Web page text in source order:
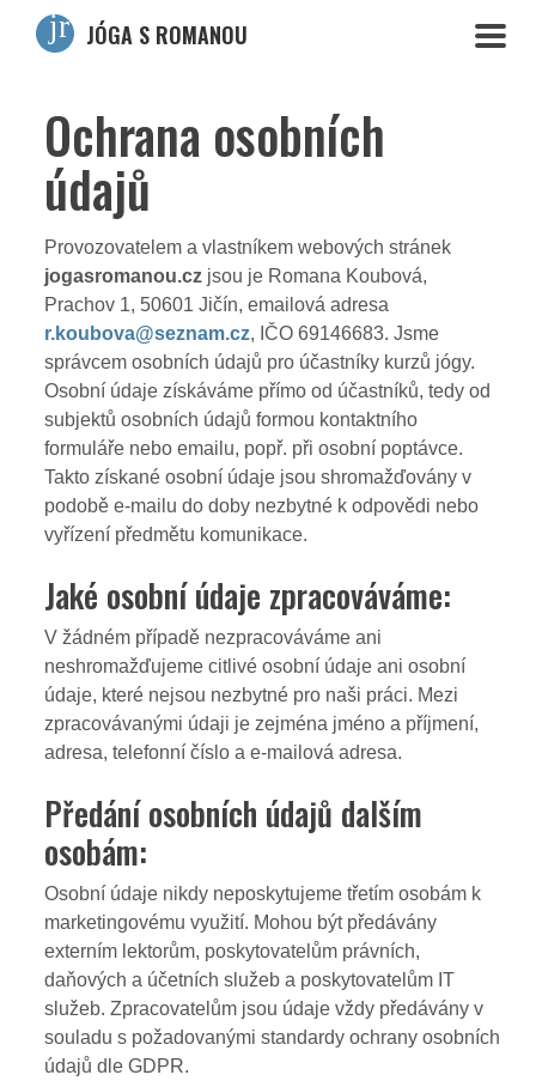
JÓGA S ROMANOU
Ochrana osobních
údajů
Provozovatelem a vlastníkem webových stránek
jogasromanou.cz jsou je Romana Koubová,
Prachov 1, 50601 Jičín, emailová adresa
r.koubova@seznam.cz, IČO 69146683. Jsme
správcem osobních údajů pro účastníky kurzů jógy.
Osobní údaje získáváme přímo od účastníků, tedy od
subjektů osobních údajů formou kontaktního
formuláře nebo emailu, popř. při osobní poptávce.
Takto získané osobní údaje jsou shromažďovány v
podobě e-mailu do doby nezbytné k odpovědi nebo
vyřízení předmětu komunikace.
Jaké osobní údaje zpracováváme:
V žádném případě nezpracováváme ani
neshromažďujeme citlivé osobní údaje ani osobní
údaje, které nejsou nezbytné pro naši práci. Mezi
zpracovávanými údaji je zejména jméno a příjmení,
adresa, telefonní číslo a e-mailová adresa.
Předání osobních údajů dalším
osobám:
Osobní údaje nikdy neposkytujeme třetím osobám k
marketingovému využití. Mohou být předávány
externím lektorům, poskytovatelům právních,
daňových a účetních služeb a poskytovatelům IT
služeb. Zpracovatelům jsou údaje vždy předávány v
souladu s požadovanými standardy ochrany osobních
údajů dle GDPR.